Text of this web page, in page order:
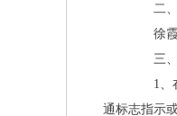
二、
徐霞客
三、
1、在
通标志指示